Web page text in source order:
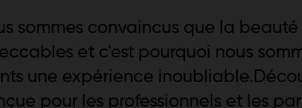
sommes convaincus que la
et c'est pourquoi nous
une expérience
pour les professionnels et les